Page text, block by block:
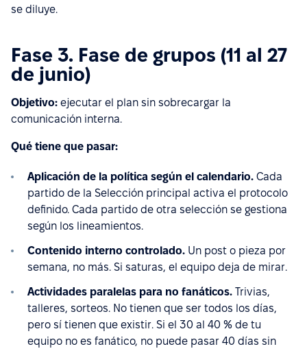
se diluye.
Fase 3. Fase de grupos (11 al 27
de junio)
Objetivo: ejecutar el plan sin sobrecargar la
comunicación interna.
Qué tiene que pasar:
Aplicación de la política según el calendario. Cada
partido de la Selección principal activa el protocolo
definido. Cada partido de otra selección se gestiona
según los lineamientos.
Contenido interno controlado. Un post o pieza por
semana, no más. Si saturas, el equipo deja de mirar.
Actividades paralelas para no fanáticos. Trivias,
talleres, sorteos. No tienen que ser todos los días,
pero sí tienen que existir. Si el 30 al 40 % de tu
equipo no es fanático, no puede pasar 40 días sin